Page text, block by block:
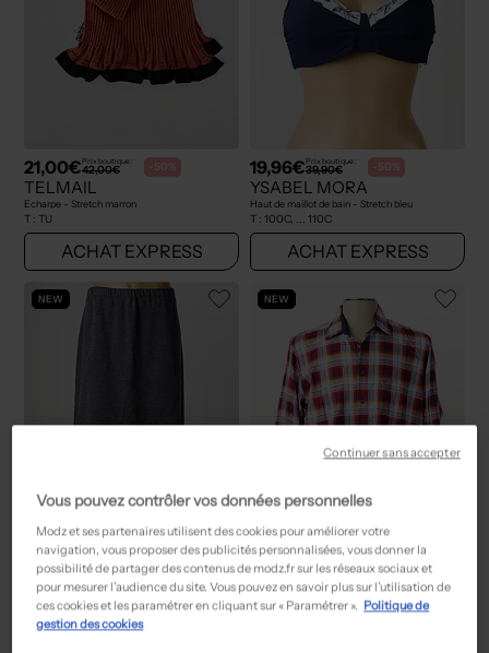
21,00€Prix boutique :
42,00€ -50%
TELMAIL
Echarpe - Stretch marron
T : TU
ACHAT EXPRESS
19,96€Prix boutique :
39,90€ -50%
YSABEL MORA
Haut de maillot de bain - Stretch bleu
T : 100C, ... 110C
ACHAT EXPRESS
NEW
55,50€Prix boutique :
111,00€ -50%
PAUPORTÉ
Jupe mi-longue - Coupe droite gris
NEW
39,00€Prix boutique :
78,00€ -50%
MARVELIS
Vous pouvez contrôler vos données personnelles
Modz et ses partenaires utilisent des cookies pour améliorer votre
navigation, vous proposer des publicités personnalisées, vous donner la
possibilité de partager des contenus de modz.fr sur les réseaux sociaux et
pour mesurer l’audience du site. Vous pouvez en savoir plus sur l’utilisation de
ces cookies et les paramétrer en cliquant sur « Paramétrer ». Politique de
gestion des cookies
Continuer sans accepter